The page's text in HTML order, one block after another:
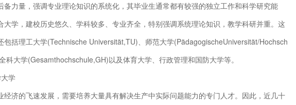
备力量，强调专业理论知识的系统化，其毕业生通常都有较强的独立工作和科学研究能
大学，建校历史悠久、学科较多、专业齐全，特别强调系统理论知识，教学科研并重。这
包括理工大学(Technische Universität,TU)、师范大学(PädagogischeUniversität/Hochsch
科大学(Gesamthochschule,GH)以及体育大学、行政管理和国防大学等。
学
经济的飞速发展，需要培养大量具有解决生产中实际问题能力的专门人才。因此，近几十